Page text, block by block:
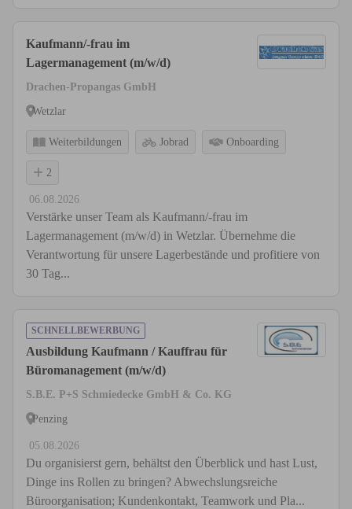
Kaufmann/-frau im
Lagermanagement (m/w/d)
Drachen-Propangas GmbH
Wetzlar
Weiterbildungen Jobrad Onboarding
2
06.08.2026
Verstärke unser Team als Kaufmann/-frau im
Lagermanagement (m/w/d) in Wetzlar. Übernehme die
Verantwortung für unsere Lagerbestände und profitiere von
30 Tag...
SCHNELLBEWERBUNG
Ausbildung Kaufmann / Kauffrau für
Büromanagement (m/w/d)
S.B.E. P+S Schmiedecke GmbH & Co. KG
Penzing
05.08.2026
Du organisierst gern, behältst den Überblick und hast Lust,
Dinge ins Rollen zu bringen? Abwechslungsreiche
Büroorganisation; Kundenkontakt, Teamwork und Pla...